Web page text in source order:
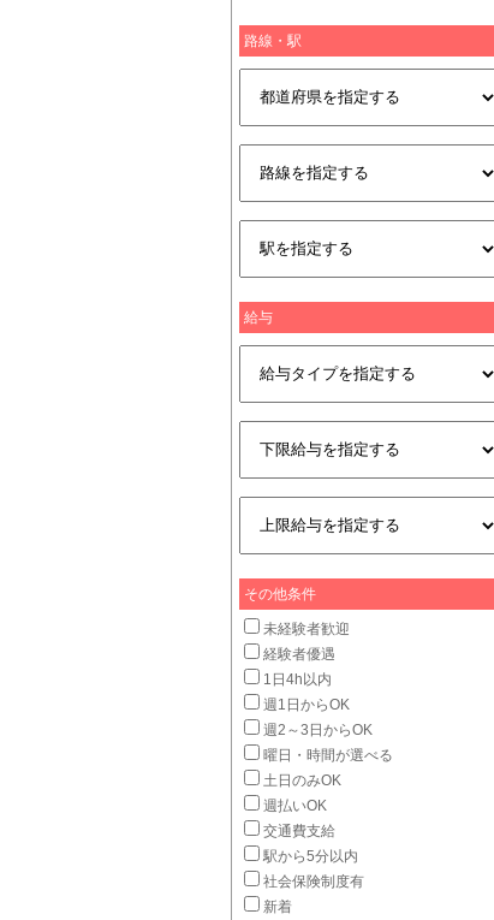
路線・駅
給与
その他条件
未経験者歓迎
経験者優遇
1日4h以内
週1日からOK
週2～3日からOK
曜日・時間が選べる
土日のみOK
週払いOK
交通費支給
駅から5分以内
社会保険制度有
新着